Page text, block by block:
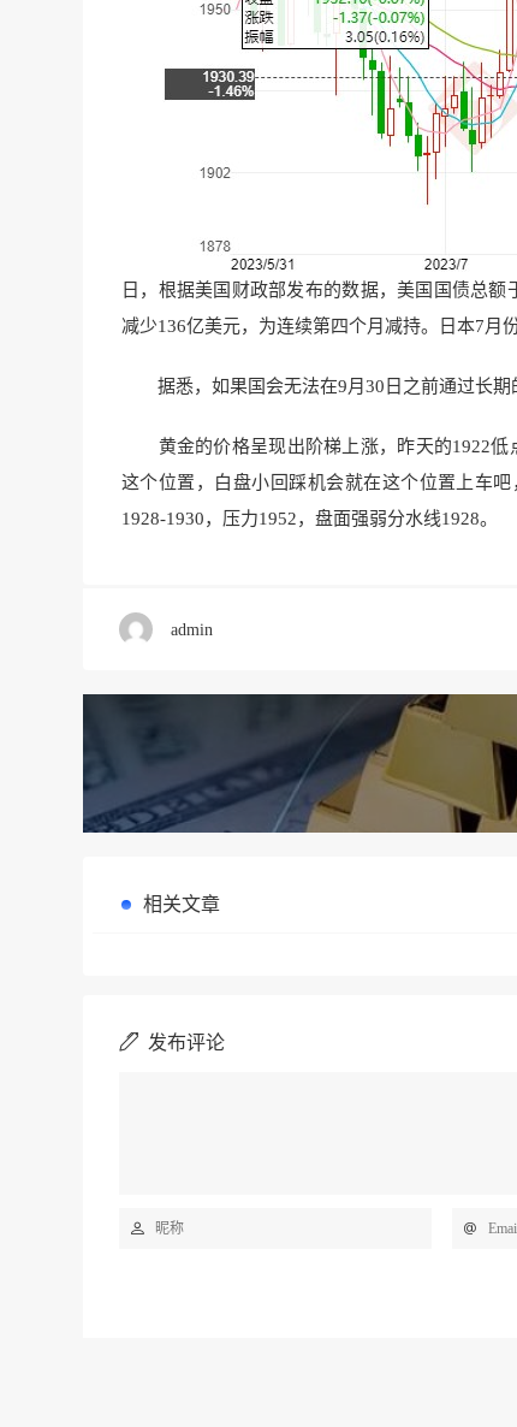
日，根据美国财政部发布的数据，美国国债总
减少136亿美元，为连续第四个月减持。日本7月
据悉，如果国会无法在9月30日之前通过长期
黄金的价格呈现出阶梯上涨，昨天的1922低
这个位置，白盘小回踩机会就在这个位置上车
1928-1930，压力1952，盘面强弱分水线1928。
admin
相关文章
发布评论